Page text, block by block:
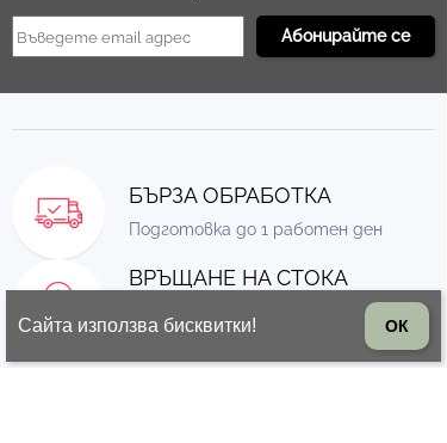
БЪРЗА ОБРАБОТКА
Подготовка до 1 работен ден
ВРЪЩАНЕ НА СТОКА
стоката
Сайта използва бисквитки! ОК